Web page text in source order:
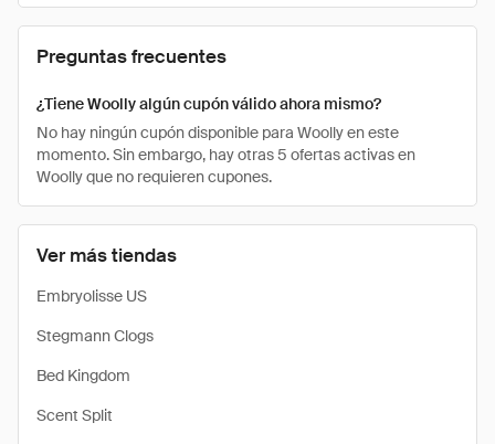
Ver más tiendas
Embryolisse US
Stegmann Clogs
Bed Kingdom
Scent Split
Preguntas frecuentes
¿Tiene Woolly algún cupón válido ahora mismo?
No hay ningún cupón disponible para Woolly en este
momento. Sin embargo, hay otras 5 ofertas activas en
Woolly que no requieren cupones.